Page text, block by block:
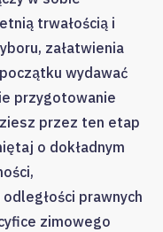
trwałością i
załatwienia
wydawać
przygotowanie
przez ten etap
o dokładnym
prawnych
zimowego